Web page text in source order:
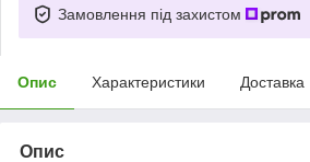
Замовлення під захистом
Опис Характеристики Доставка
Опис